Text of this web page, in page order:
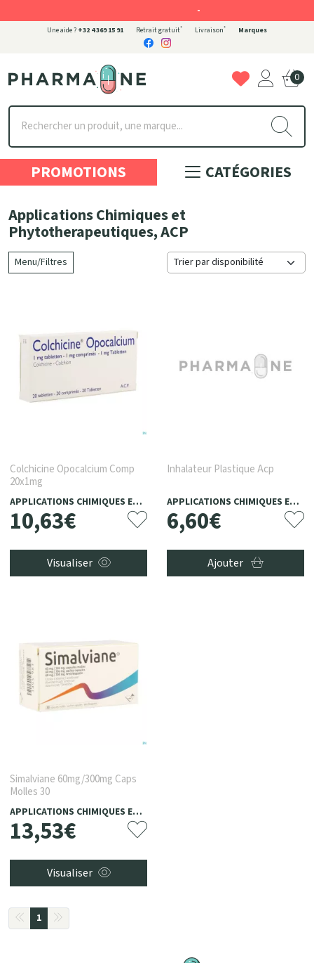
Une aide ? +32 4 369 15 91 Retrait gratuit* Livraison* Marques
Pharmaone Votre pharmacie en ligne à votre service
0
PROMOTIONS
CATÉGORIES
Applications Chimiques et
Phytotherapeutiques, ACP
Menu/Filtres
Colchicine Opocalcium Comp
20x1mg
APPLICATIONS CHIMIQUES ET PHYTOTHERAPEUTIQUES, ACP
10,63€
Visualiser
Inhalateur Plastique Acp
APPLICATIONS CHIMIQUES ET PHYTOTHERAPEUTIQUES, ACP
6,60€
Ajouter
Simalviane 60mg/300mg Caps
Molles 30
APPLICATIONS CHIMIQUES ET PHYTOTHERAPEUTIQUES, ACP
13,53€
Visualiser
1